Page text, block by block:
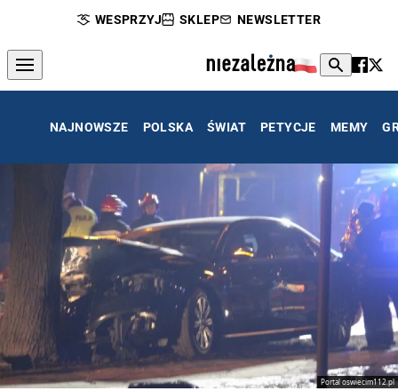
WESPRZYJ SKLEP NEWSLETTER
NAJNOWSZE POLSKA ŚWIAT PETYCJE MEMY
Portal oswiecim112.pl